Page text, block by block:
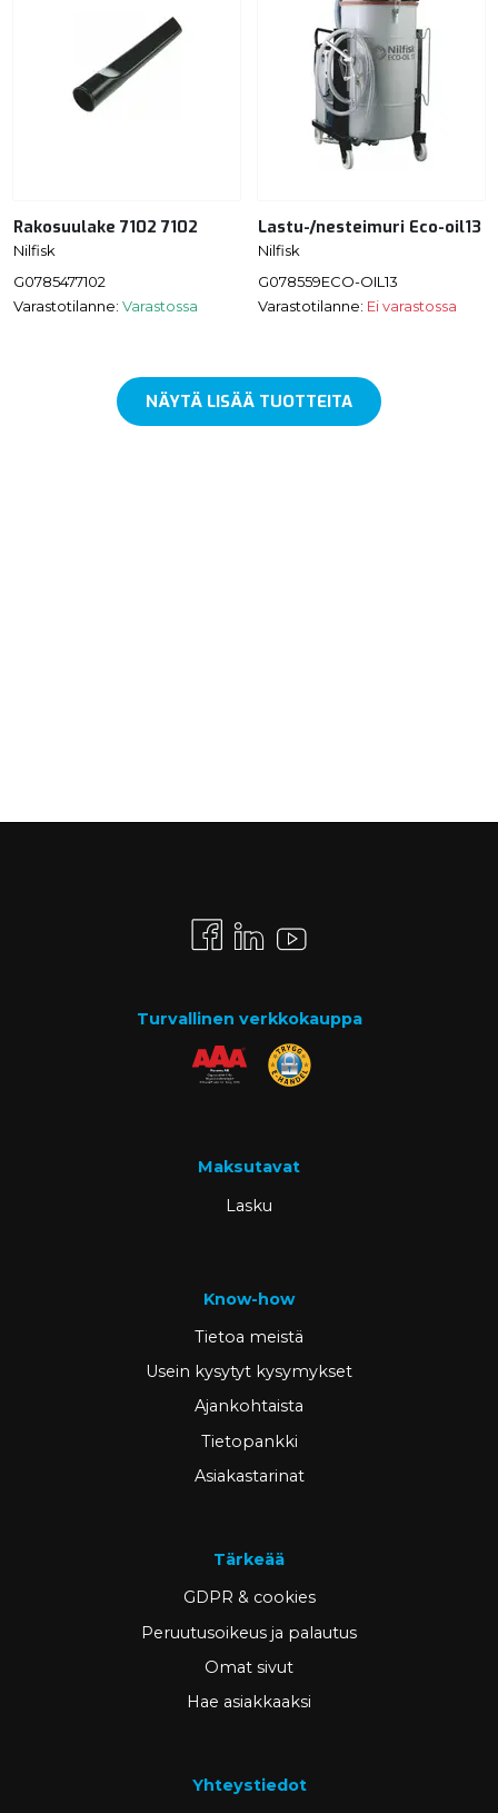
Rakosuulake 7102 7102
Nilfisk
G0785477102
Varastotilanne: Varastossa
Lastu-/nesteimuri Eco-oil13
Nilfisk
G078559ECO-OIL13
Varastotilanne: Ei varastossa
NÄYTÄ LISÄÄ TUOTTEITA
Turvallinen verkkokauppa
Maksutavat
Lasku
Know-how
Tietoa meistä
Usein kysytyt kysymykset
Ajankohtaista
Tietopankki
Asiakastarinat
Tärkeää
GDPR & cookies
Peruutusoikeus ja palautus
Omat sivut
Hae asiakkaaksi
Yhteystiedot